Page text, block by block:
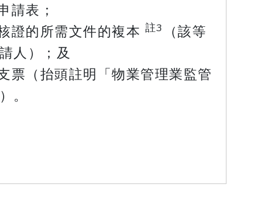
表；
的所需文件的複本 註3
（該等
人）；及
（抬頭註明「物業管理業監管
。